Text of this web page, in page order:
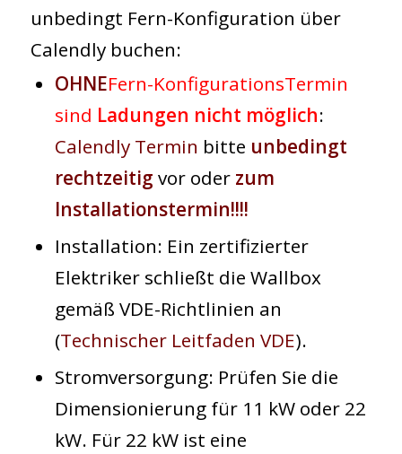
unbedingt Fern-Konfiguration über
Calendly buchen:
OHNEFern-KonfigurationsTermin
sind Ladungen nicht möglich:
Calendly Termin bitte unbedingt
rechtzeitig vor oder zum
Installationstermin!!!!
Installation: Ein zertifizierter
Elektriker schließt die Wallbox
gemäß VDE-Richtlinien an
(Technischer Leitfaden VDE).
Stromversorgung: Prüfen Sie die
Dimensionierung für 11 kW oder 22
kW. Für 22 kW ist eine